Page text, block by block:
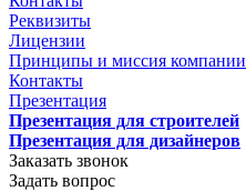
Реквизиты
Лицензии
Принципы и миссия компании
Контакты
Презентация
Презентация для строителей
Презентация для дизайнеров
Заказать звонок
Задать вопрос